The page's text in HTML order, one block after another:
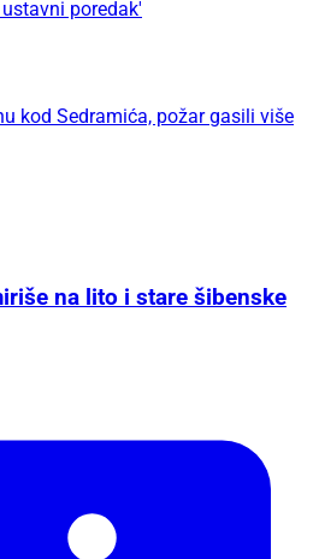
poredak'
kod Sedramića, požar gasili više
na lito i stare šibenske